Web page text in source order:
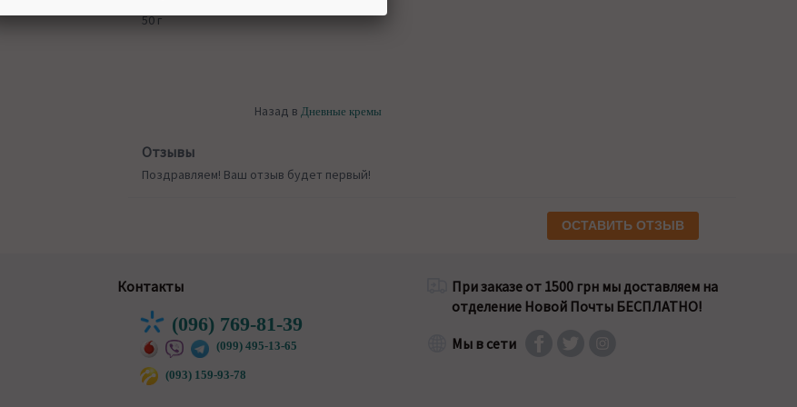
50 г
Назад вДневные кремы
Отзывы
Поздравляем! Ваш отзыв будет первый!
ОСТАВИТЬ ОТЗЫВ
Контакты
(096) 769-81-39
(099) 495-13-65
(093) 159-93-78
При заказе от 1500 грн мы доставляем на
отделение Новой Почты БЕСПЛАТНО!
Мы в сети